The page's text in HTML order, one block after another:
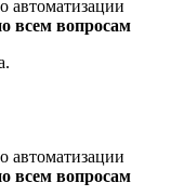
автоматизации
всем вопросам
автоматизации
всем вопросам